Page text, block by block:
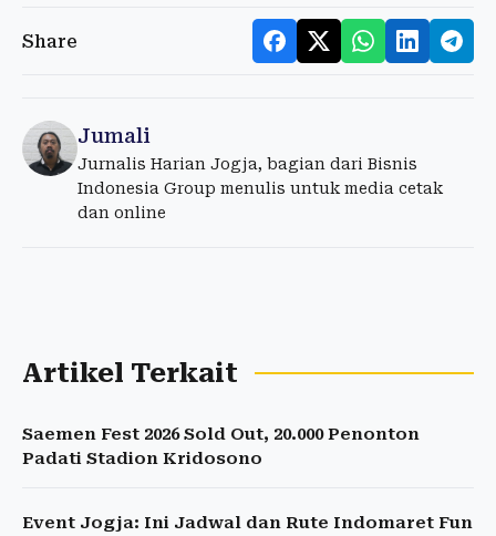
Share
Jumali
Jurnalis Harian Jogja, bagian dari Bisnis
Indonesia Group menulis untuk media cetak
dan online
Artikel Terkait
Saemen Fest 2026 Sold Out, 20.000 Penonton
Padati Stadion Kridosono
Event Jogja: Ini Jadwal dan Rute Indomaret Fun